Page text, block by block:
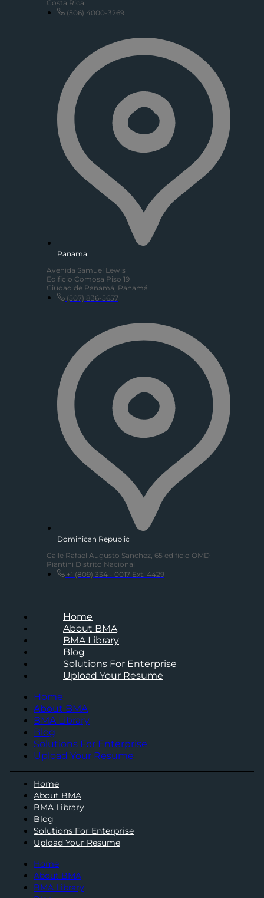
Costa Rica
(506) 4000-3269
Panama
Avenida Samuel Lewis
Edificio Comosa Piso 19
Ciudad de Panamá, Panamá
(507) 836-5657​
Dominican Republic
Calle Rafael Augusto Sanchez, 65 edificio OMD
Piantini Distrito Nacional
+1 (809) 334 - 0017 Ext. 4429
Home
About BMA
BMA Library
Blog
Solutions For Enterprise
Upload Your Resume
Home
About BMA
BMA Library
Blog
Solutions For Enterprise
Upload Your Resume
Home
About BMA
BMA Library
Blog
Solutions For Enterprise
Upload Your Resume
Home
About BMA
BMA Library